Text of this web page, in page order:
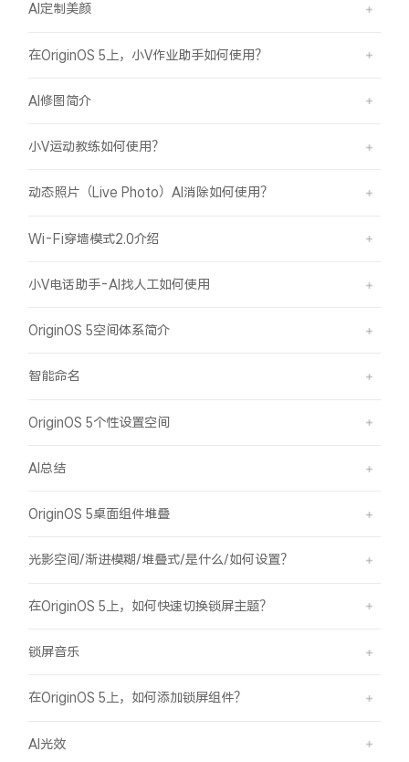
AI定制美颜
在OriginOS 5上，小V作业助手如何使用？
AI修图简介
小V运动教练如何使用？
动态照片（Live Photo）AI消除如何使用？
Wi-Fi穿墙模式2.0介绍
小V电话助手-AI找人工如何使用
OriginOS 5空间体系简介
智能命名
OriginOS 5个性设置空间
AI总结
OriginOS 5桌面组件堆叠
光影空间/渐进模糊/堆叠式/是什么/如何设置？
在OriginOS 5上，如何快速切换锁屏主题？
锁屏音乐
在OriginOS 5上，如何添加锁屏组件？
AI光效